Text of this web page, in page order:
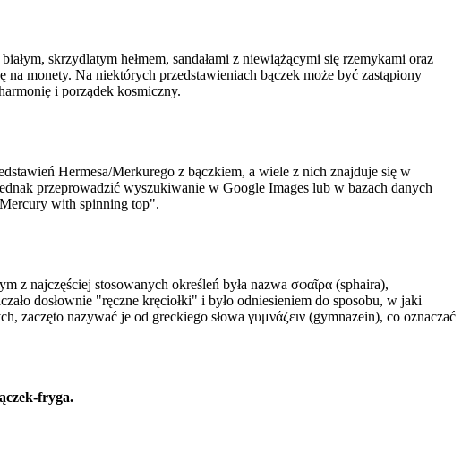
skrzydlatym hełmem, sandałami z niewiążącymi się rzemykami oraz
monety. Na niektórych przedstawieniach bączek może być zastąpiony
i porządek kosmiczny.
Hermesa/Merkurego z bączkiem, a wiele z nich znajduje się w
przeprowadzić wyszukiwanie w Google Images lub w bazach danych
with spinning top".
z najczęściej stosowanych określeń była nazwa σφαῖρα (sphaira),
dosłownie "ręczne kręciołki" i było odniesieniem do sposobu, w jaki
zaczęto nazywać je od greckiego słowa γυμνάζειν (gymnazein), co oznaczać
fryga.